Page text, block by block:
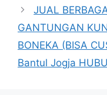
JUAL
GANTUNGAN
BONEKA (BISA
Bantul Jogja